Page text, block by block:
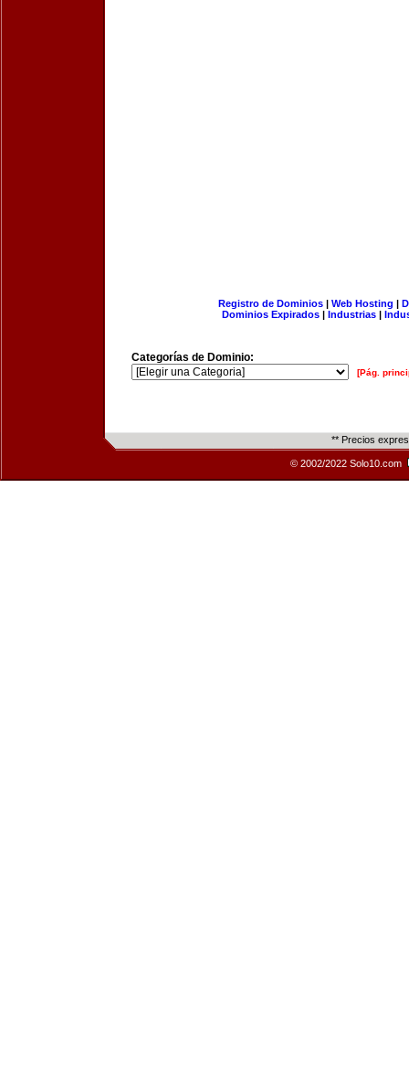
Registro de Dominios| Web Hosting |
Dominios Expirados | Industrias |
Categorías de Dominio:
[Pág.
** Precios
© 2002/2022 Solo10.com